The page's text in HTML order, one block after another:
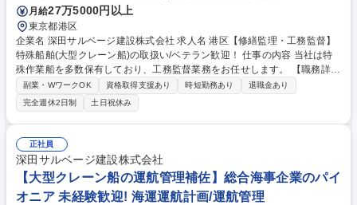
経験を活かせます！
月給27万5000円以上
東京都港区
企業名 深田サルベージ建設株式会社 求人名 港区【修繕監理・工務監督】
特殊船舶(大型クレーン船)の取扱い/ベテラン歓迎！ 仕事の内容 当社は特
殊作業船を多数保有しており、工務監督業務をお任せします。 【職務詳
細】■船舶管理部門の工務業務の確立■管理船舶(建造中)の就航準備■管理
船舶の保守整備計画の立案及び管理 ■入渠工事関係業務(計画、監督等)■船
上機器、設備の不具合の予防、及び不具合発生時の対応■各種検査対応■船
用品・予備品の管理、購買(調達)チームとの連携■各種条約、法律、技術情
報の収集、周知、対応■船員への技術サポート・指導■その他工務業務に関
わること ※船内での作業および港湾区域での荷役作業は一切発生しませ
ん。【募集背景】部門新設に伴い、船舶管理業務の立ち上げを数年かけて
行っていく予定です。 募集職種 港区【修繕監理・工務監督】特殊船舶(大
型クレーン船)の取扱い/ベテラン歓迎！
副業・WワークOK 資格取得支援あり 時短勤務あり
退職金あり
完全週休2日制
土日祝休み
正社員
深田サルベージ建設株式会社
【大型クレーン船の運航管理補佐】総合海事企業のパイ
オニア 未経験歓迎! 海運運航計画/運航管理